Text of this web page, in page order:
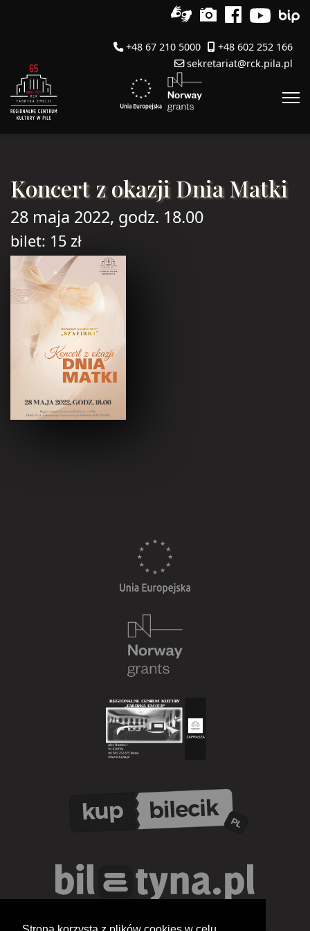
+48 67 210 5000
+48 602 252 166
sekretariat@rck.pila.pl
Koncert z okazji Dnia Matki
28 maja 2022, godz. 18.00
bilet: 15 zł